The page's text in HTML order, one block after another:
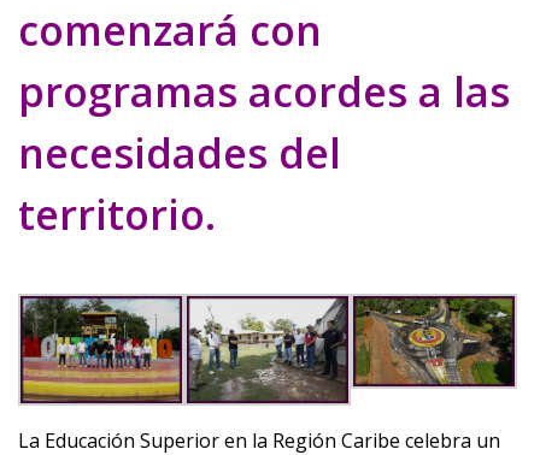
comenzará con
programas acordes a las
necesidades del
territorio.
La Educación Superior en la Región Caribe celebra un